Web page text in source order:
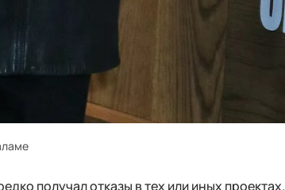
получал отказы в тех или иных проектах.